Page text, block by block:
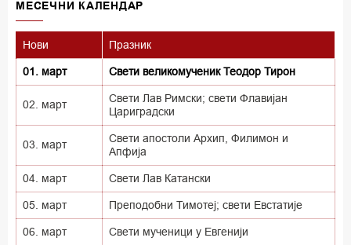
MECEЧНИ КАЛЕНДАР
Нови Празник
01. март Свети великомученик Теодор Тирон
02. март
Свети Лав Римски; свети Флавијан
Цариградски
03. март
Свети апостоли Архип, Филимон и
Апфија
04. март Свети Лав Катански
05. март Преподобни Тимотеј; свети Евстатије
06. март Свети мученици у Евгенији